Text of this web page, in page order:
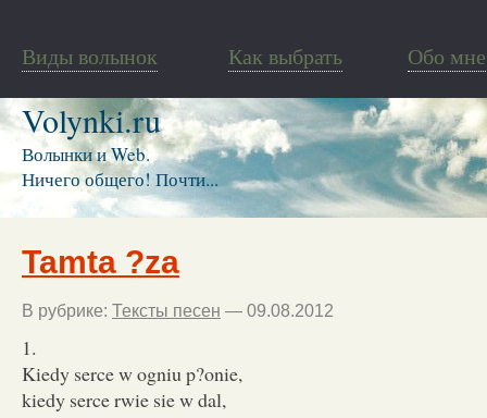
Виды волынок Как выбрать Обо мне
Volynki.ru
Волынки и Web.
Ничего общего! Почти...
Tamta ?za
В рубрике: Тексты песен — 09.08.2012
1.
Kiedy serce w ogniu p?onie,
kiedy serce rwie sie w dal,